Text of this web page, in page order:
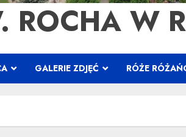
ROCHA W
GALERIE ZDJĘĆ RÓŻE